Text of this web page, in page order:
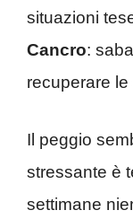
situazioni
Cancro:
recuperare
Il peggio
stressante è
settimane